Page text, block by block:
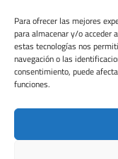
Para ofrecer las mejores
para almacenar y/o acceder
estas tecnologías nos
navegación o las
consentimiento, puede
funciones.